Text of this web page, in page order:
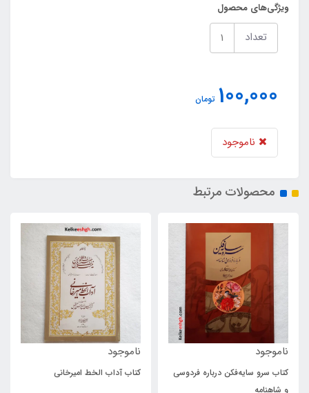
ویژگی‌های محصول
تعداد
100,000 تومان
ناموجود
محصولات مرتبط
ناموجود
کتاب آداب الخط امیرخانی
120,000
کتاب رسم الخط امیرخانی